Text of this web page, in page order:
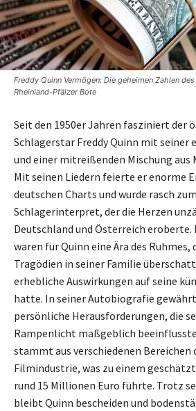
Freddy Quinn Vermögen: Die geheimen Zahlen
Rheinland-Pfälzer Bote
Seit den 1950er Jahren fasziniert der
Schlagerstar Freddy Quinn mit
und einer mitreißenden Mischung aus
Mit seinen Liedern feierte er enorme
deutschen Charts und wurde rasch
Schlagerinterpret, der die Herzen
Deutschland und Österreich eroberte.
waren für Quinn eine Ära des Ruhmes,
Tragödien in seiner Familie
erhebliche Auswirkungen auf seine
hatte. In seiner Autobiografie
persönliche Herausforderungen, die
Rampenlicht maßgeblich
stammt aus verschiedenen Bereichen
Filmindustrie, was zu einem
rund 15 Millionen Euro führte. Trotz
bleibt Quinn bescheiden und